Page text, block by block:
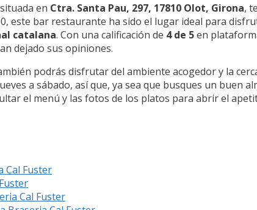
en Ctra. Santa Pau, 297, 17810 Olot, Girona,
este bar restaurante ha sido el lugar ideal para
catalana. Con una calificación de 4 de 5en
dejado sus opiniones.
podrás disfrutar del ambiente acogedor y la
a sábado, así que, ya sea que busques un buen
el menú y las fotos de los platos para abrir el
Cal Fuster
Cal Fuster